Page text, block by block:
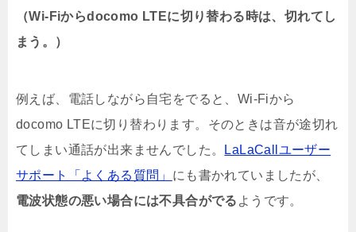
（Wi-Fiからdocomo LTEに切り替わる時は、切れてし
まう。）
例えば、電話しながら自宅をでると、Wi-Fiから
docomo LTEに切り替わります。そのときは音が途切れ
てしまい通話が出来ませんでした。
LaLaCallユーザー
サポート「よくある質問」 にも書かれていましたが、
電波状態の悪い場合には不具合がでる ようです。